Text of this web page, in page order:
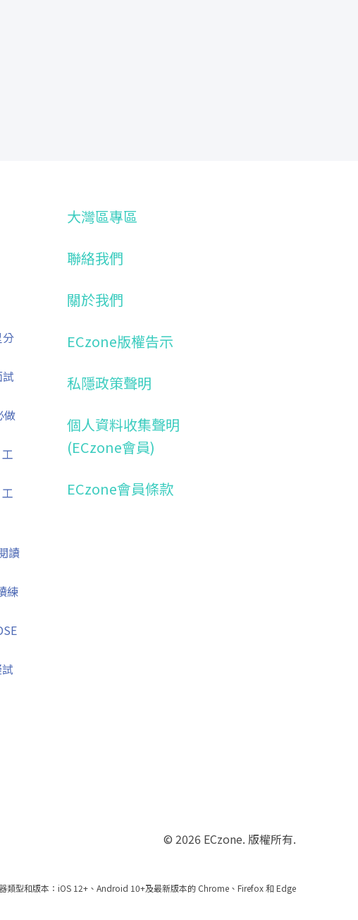
分
做
讀
練
大灣區專區
聯絡我們
關於我們
ECzone版權告示
私隱政策聲明
個人資料收集聲明
(ECzone會員)
ECzone會員條款
© 2026 ECzone. 版權所有.
類型和版本：iOS 12+、Android 10+及最新版本的 Chrome、Firefox 和 Edge